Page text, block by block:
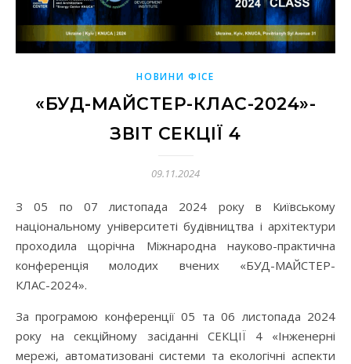
НОВИНИ ФІСЕ
«БУД-МАЙСТЕР-КЛАС-2024»-
ЗВІТ СЕКЦІЇ 4
09.11.2024
З 05 по 07 листопада 2024 року в Київському
національному університеті будівництва і архітектури
проходила щорічна Міжнародна науково-практична
конференція молодих вчених «БУД-МАЙСТЕР-
КЛАС-2024».
За програмою конференції 05 та 06 листопада 2024
року на секційному засіданні СЕКЦІЇ 4 «Інженерні
мережі, автоматизовані системи та екологічні аспекти